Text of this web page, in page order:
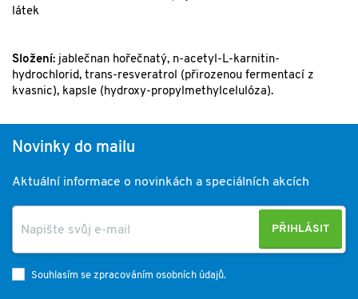
látek
Složení: jablečnan hořečnatý, n-acetyl-L-karnitin-
hydrochlorid, trans-resveratrol (přirozenou fermentací z
kvasnic), kapsle (hydroxy-propylmethylcelulóza).
Novinky do mailu
Aktuální informace o novinkách a speciálních akcích
PŘIHLÁSIT
Souhlasím se zpracováním osobních údajů.